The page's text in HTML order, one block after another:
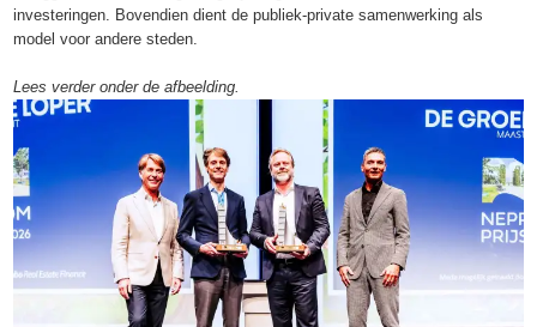
investeringen. Bovendien dient de publiek-private samenwerking als
model voor andere steden.
Lees verder onder de afbeelding.